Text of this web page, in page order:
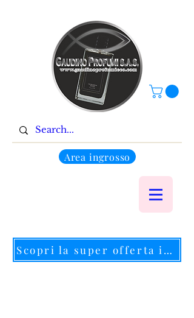
Scopri la super offerta in corso
Area ingrosso